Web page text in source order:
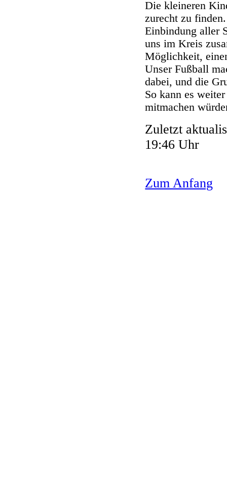
Die kleineren
zurecht zu
Einbindung aller
uns im Kreis
Möglichkeit,
Unser Fußball
dabei, und die
So kann es
mitmachen
Zuletzt
19:46 Uhr
Zum Anfang